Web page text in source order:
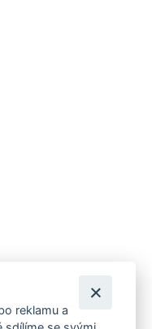
akce?
reklamu a